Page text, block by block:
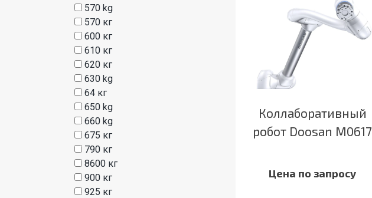
570 kg
570 кг
600 кг
610 кг
620 кг
630 kg
64 кг
650 kg
660 kg
675 кг
790 кг
8600 кг
900 кг
925 кг
Коллаборативный
робот Doosan M0617
Цена по запросу